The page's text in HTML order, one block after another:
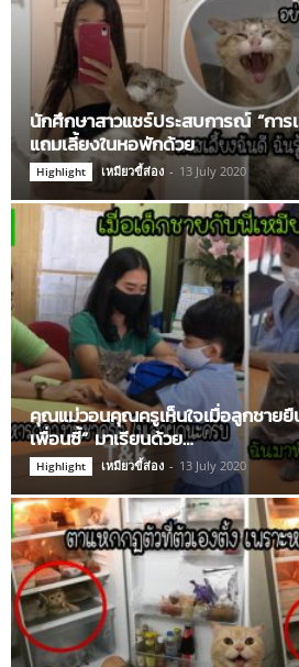
นักศึกษาสาวแชร์ประสบการณ์ “การ
แถมเลี้ยงในหอพักด้วย
Highlight เหมียวขี้ส่อง - 13 July 2020
คุณแม่วอนคุณครูเห็นใจเมื่อลูกชายยื
เพื่อนซี้” มาเรียนด้วย…
Highlight เหมียวขี้ส่อง - 13 July 2020